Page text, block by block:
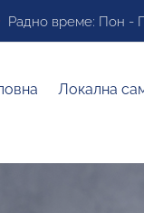
Радно време: Пон -
Локална